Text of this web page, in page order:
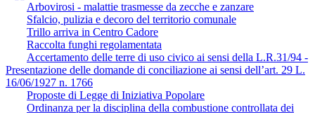
Arbovirosi - malattie trasmesse da zecche e zanzare
Sfalcio, pulizia e decoro del territorio comunale
Trillo arriva in Centro Cadore
Raccolta funghi regolamentata
Accertamento delle terre di uso civico ai sensi della L.R.31/94 -
Presentazione delle domande di conciliazione ai sensi dell’art. 29 L.
16/06/1927 n. 1766
Proposte di Legge di Iniziativa Popolare
Ordinanza per la disciplina della combustione controllata dei